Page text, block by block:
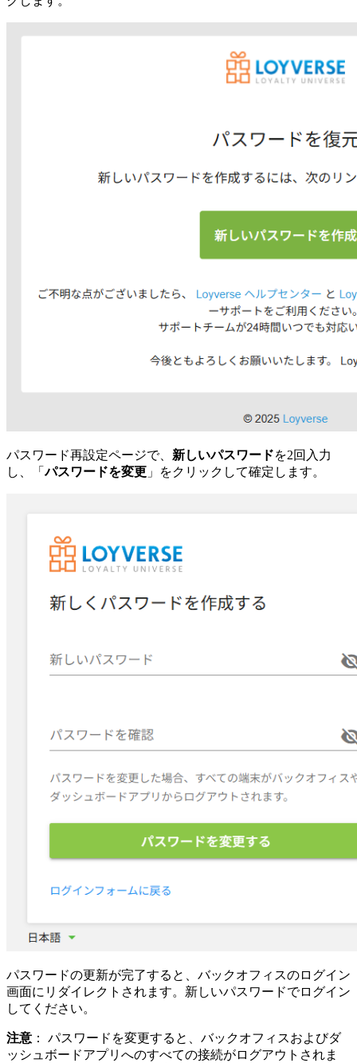
パスワード再設定ページで、 新しいパスワードを2回入力
し、「パスワードを変更 」をクリックして確定します。
パスワードの更新が完了すると、バックオフィスのログイン
画面にリダイレクトされます。新しいパスワードでログイン
してください。
注意 ： パスワードを変更すると、バックオフィスおよびダ
ッシュボードアプリへのすべての接続がログアウトされま